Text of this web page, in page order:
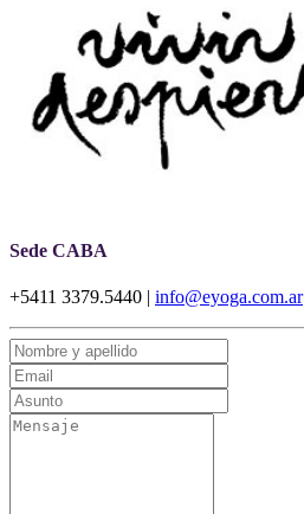
Sede CABA
+5411 3379.5440 | info@eyoga.com.ar